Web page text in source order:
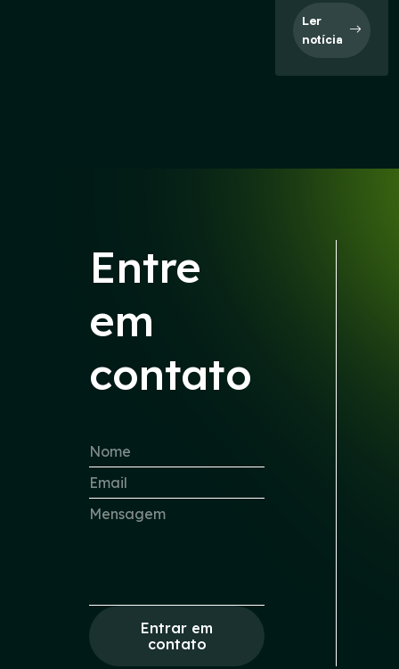
Ler
notícia
Entre
em
contato
Entrar em
contato